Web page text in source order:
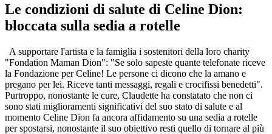
Le condizioni di salute di Celine Dion:
bloccata sulla sedia a rotelle
A supportare l'artista e la famiglia i sostenitori della loro charity
"Fondation Maman Dion": "Se solo sapeste quante telefonate riceve
la Fondazione per Celine! Le persone ci dicono che la amano e
pregano per lei. Riceve tanti messaggi, regali e crocifissi benedetti".
Purtroppo, nonostante le cure, Claudette ha constatato che non ci
sono stati miglioramenti significativi del suo stato di salute e al
momento Celine Dion fa ancora affidamento su una sedia a rotelle
per spostarsi, nonostante il suo obiettivo resti quello di tornare al più